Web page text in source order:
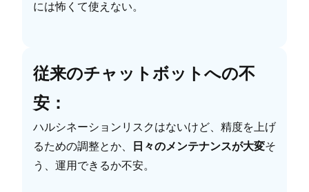
には怖くて使えない。
従来のチャットボットへの不
安：
ハルシネーションリスクはないけど、精度を上げ
るための調整とか、
日々のメンテナンスが大変そ
う、運用できるか不安。